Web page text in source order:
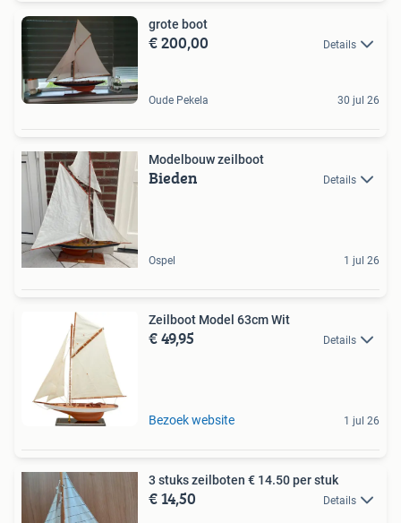
grote boot
€ 200,00 Details
Oude Pekela 30 jul 26
Modelbouw zeilboot
Bieden Details
Ospel 1 jul 26
Zeilboot Model 63cm Wit
€ 49,95 Details
Bezoek website 1 jul 26
3 stuks zeilboten € 14.50 per stuk
€ 14,50 Details